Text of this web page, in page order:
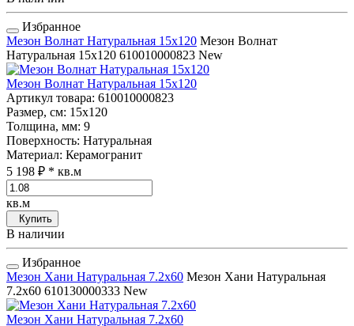
Избранное
Мезон Волнат Натуральная 15x120 Мезон Волнат
Натуральная 15x120 610010000823 New
Мезон Волнат Натуральная 15x120
Артикул товара: 610010000823
Размер, см: 15x120
Толщина, мм: 9
Поверхность: Натуральная
Материал: Керамогранит
5 198 ₽ * кв.м
кв.м
Купить
В наличии
Избранное
Мезон Хани Натуральная 7.2x60 Мезон Хани Натуральная
7.2x60 610130000333 New
Мезон Хани Натуральная 7.2x60